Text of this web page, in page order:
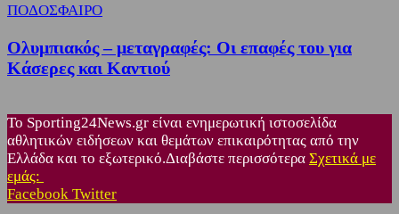
ΠΟΔΟΣΦΑΙΡΟ
Ολυμπιακός – μεταγραφές: Οι επαφές του για
Κάσερες και Καντιού
Το Sporting24News.gr είναι ενημερωτική ιστοσελίδα
αθλητικών ειδήσεων και θεμάτων επικαιρότητας από την
Ελλάδα και το εξωτερικό.Διαβάστε περισσότερα Σχετικά με
εμάς:
Facebook Twitter